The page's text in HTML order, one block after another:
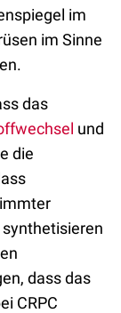
im
im Sinne
das
und
die
dass das
CRPC